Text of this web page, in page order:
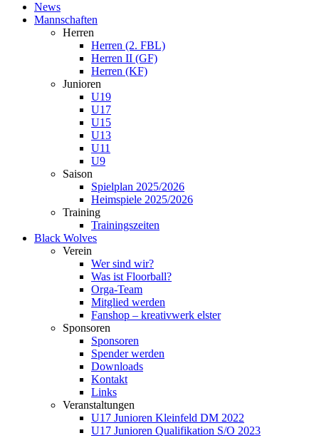
News
Mannschaften
Herren
Herren (2. FBL)
Herren II (GF)
Herren (KF)
Junioren
U19
U17
U15
U13
U11
U9
Saison
Spielplan 2025/2026
Heimspiele 2025/2026
Training
Trainingszeiten
Black Wolves
Verein
Wer sind wir?
Was ist Floorball?
Orga-Team
Mitglied werden
Fanshop – kreativwerk elster
Sponsoren
Sponsoren
Spender werden
Downloads
Kontakt
Links
Veranstaltungen
U17 Junioren Kleinfeld DM 2022
U17 Junioren Qualifikation S/O 2023